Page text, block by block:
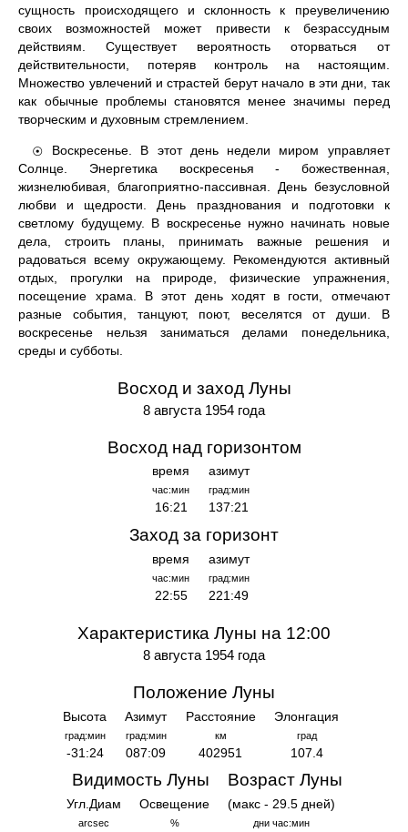
сущность происходящего и склонность к преувеличению
своих возможностей может привести к безрассудным
действиям. Существует вероятность оторваться от
действительности, потеряв контроль на настоящим.
Множество увлечений и страстей берут начало в эти дни, так
как обычные проблемы становятся менее значимы перед
творческим и духовным стремлением.
☉
Воскресенье. В этот день недели миром управляет
Солнце. Энергетика воскресенья - божественная,
жизнелюбивая, благоприятно-пассивная. День безусловной
любви и щедрости. День празднования и подготовки к
светлому будущему. В воскресенье нужно начинать новые
дела, строить планы, принимать важные решения и
радоваться всему окружающему. Рекомендуются активный
отдых, прогулки на природе, физические упражнения,
посещение храма. В этот день ходят в гости, отмечают
разные события, танцуют, поют, веселятся от души. В
воскресенье нельзя заниматься делами понедельника,
среды и субботы.
Восход и заход Луны
8 августа 1954 года
Восход над горизонтом
время
час:мин
16:21
азимут
град:мин
137:21
Заход за горизонт
время
час:мин
22:55
азимут
град:мин
221:49
Характеристика Луны на 12:00
8 августа 1954 года
Положение Луны
Высота
град:мин
-31:24
Азимут
град:мин
087:09
Расстояние
км
402951
Элонгация
град
107.4
Видимость Луны
Угл.Диам
arcsec
Освещение
%
Возраст Луны
(макс - 29.5 дней)
дни час:мин